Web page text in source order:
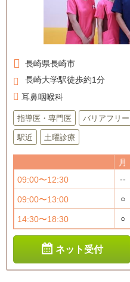
長崎県長崎市
長崎大学駅徒歩約1分
耳鼻咽喉科
指導医・専門医 バリアフリー
駅近 土曜診療
月
09:00〜12:30
--
09:00〜13:00 ○
14:30〜18:30 ○
ネット受付